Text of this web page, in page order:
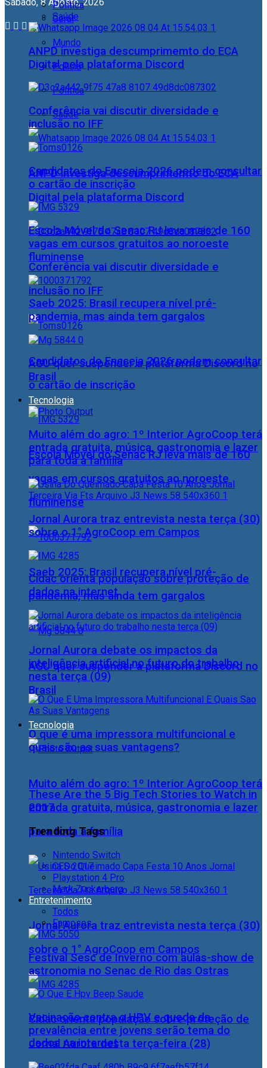
Geral
Mundo
Polícia
Política
Saúde
ANPD investiga descumprimemto do ECA
Digital pela plataforma Discord
Conferência vai discutir diversidade e
inclusão no IFF
Candidatos do Encceja 2026 podem consultar
o cartão de inscrição
Escola Móvel do Senac RJ leva mais de 160
vagas em cursos gratuitos ao noroeste
fluminense
Saeb 2025: Brasil recupera nível pré-
pandemia, mas ainda tem gargalos
AGU quer suspender a plataforma Discord no
Brasil
Tecnologia
Muito além do agro: 1º Interior AgroCoop terá
entrada gratuita, música, gastronomia e lazer
para toda a família
Jornal Aurora traz entrevista nesta terça (30)
sobre o 1° AgroCoop em Campos
Cidac orienta população sobre proteção de
dados na internet
Política
Saúde
ANPD investiga descumprimemto do ECA
Digital pela plataforma Discord
Conferência vai discutir diversidade e
inclusão no IFF
Candidatos do Encceja 2026 podem consultar
o cartão de inscrição
Escola Móvel do Senac RJ leva mais de 160
vagas em cursos gratuitos ao noroeste
fluminense
Saeb 2025: Brasil recupera nível pré-
pandemia, mas ainda tem gargalos
AGU quer suspender a plataforma Discord no
Brasil
Tecnologia
Muito além do agro: 1º Interior AgroCoop terá
entrada gratuita, música, gastronomia e lazer
para toda a família
Jornal Aurora traz entrevista nesta terça (30)
sobre o 1° AgroCoop em Campos
Cidac orienta população sobre proteção de
dados na internet
Jornal Aurora debate os impactos da
inteligência artificial no futuro do trabalho
nesta terça (09)
O que é uma impressora multifuncional e
quais são as suas vantagens?
These Are the 5 Big Tech Stories to Watch in
2017
Trending Tags
Nintendo Switch
CES 2017
Playstation 4 Pro
Mark Zuckerberg
Entretenimento
Todos
Famosos
Festival Sesc de Inverno com aulas-show de
astronomia no Senac de Rio das Ostras
Vacinação contra o HPV e queda da
prevalência entre jovens serão tema do
Jornal Aurora desta terça-feira (28)